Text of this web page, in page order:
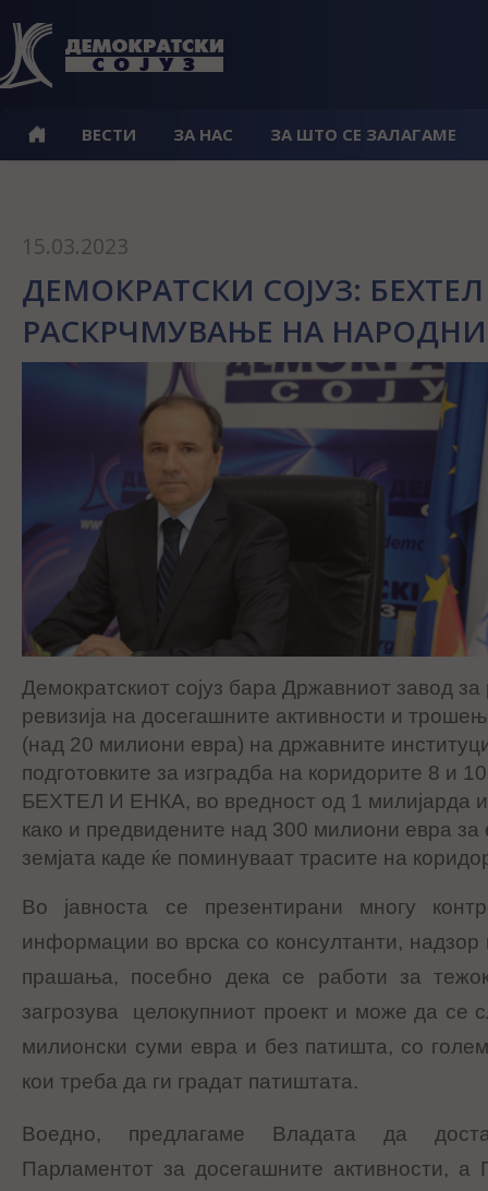
ВЕСТИ ЗА НАС ЗА ШТО СЕ ЗАЛАГАМЕ
15.03.2023
ДЕМОКРАТСКИ СОЈУЗ:
РАСКРЧМУВАЊЕ НА
Демократскиот сојуз бара Државниот завод за
ревизија на досегашните активности и
(над 20 милиони евра) на државните
подготовките за изградба на коридорите 8 и
БЕХТЕЛ И ЕНКА, во вредност од 1 милијарда
како и предвидените над 300 милиони евра за
земјата каде ќе поминуваат трасите на
Во јавноста се презентирани многу
информации во врска со консултанти, надзор
прашања, посебно дека се работи за
загрозува целокупниот проект и може да се
милионски суми евра и без патишта, со
кои треба да ги градат патиштата.
Воедно, предлагаме Владата да
Парламентот за досегашните активности, а